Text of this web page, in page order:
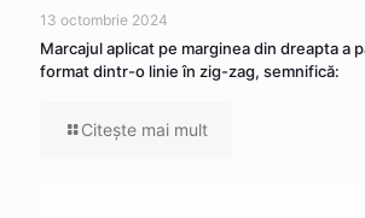
13 octombrie 2024
Marcajul aplicat pe marginea din dreapta a
format dintr-o linie în zig-zag, semnifică:
Citeşte mai mult